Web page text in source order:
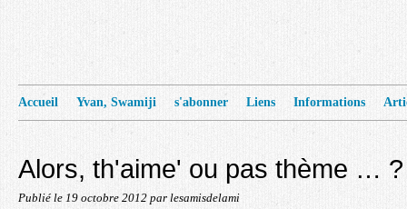
Accueil Yvan, Swamiji s'abonner Liens Informations
Alors, th'aime' ou pas thème … ?
Publié le 19 octobre 2012 par lesamisdelami